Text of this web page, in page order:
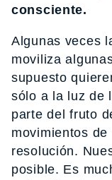
consciente.
Algunas veces
moviliza
supuesto
sólo a la luz de
parte del fruto
movimientos
resolución.
posible. Es